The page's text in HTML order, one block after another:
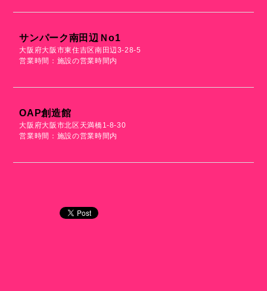
サンパーク南田辺Ｎo1
大阪府大阪市東住吉区南田辺3-28-5
営業時間：施設の営業時間内
OAP創造館
大阪府大阪市北区天満橋1-8-30
営業時間：施設の営業時間内